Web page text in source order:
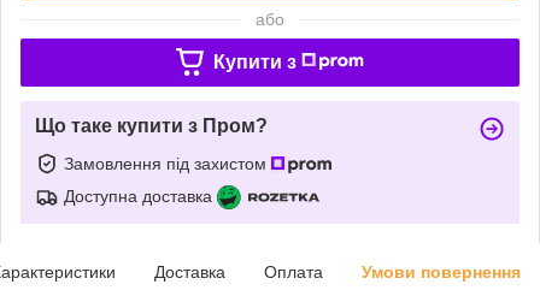
або
Купити з
Що таке купити з Пром?
Замовлення під захистом
Доступна доставка
Доставка Оплата Умови повернення